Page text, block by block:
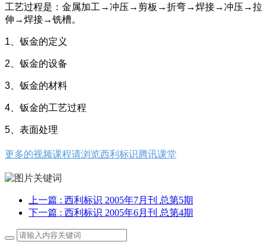
工艺过程是：金属加工 →冲压 →剪板 →折弯→焊接→冲压 →拉
伸 →焊接→铣槽。
1、钣金的定义
2、钣金的设备
3、钣金的材料
4、钣金的工艺过程
5、表面处理
更多的视频课程请浏览西利标识腾讯课堂
上一篇 : 西利标识 2005年7月刊 总第5期
下一篇 : 西利标识 2005年6月刊 总第4期